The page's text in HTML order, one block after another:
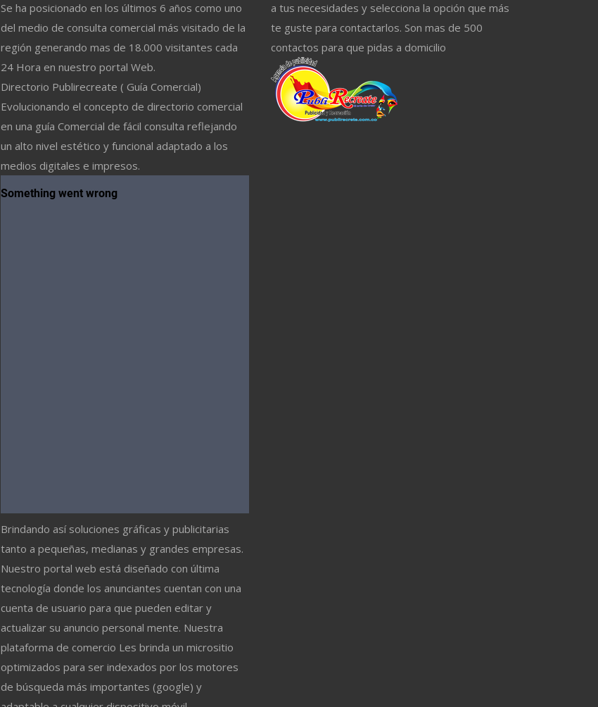
Se ha posicionado en los últimos 6 años como uno
del medio de consulta comercial más visitado de la
región generando mas de 18.000 visitantes cada
24 Hora en nuestro portal Web.
Directorio Publirecreate ( Guía Comercial)
Evolucionando el concepto de directorio comercial
en una guía Comercial de fácil consulta reflejando
un alto nivel estético y funcional adaptado a los
medios digitales e impresos.
Brindando así soluciones gráficas y publicitarias
tanto a pequeñas, medianas y grandes empresas.
Nuestro portal web está diseñado con última
tecnología donde los anunciantes cuentan con una
cuenta de usuario para que pueden editar y
actualizar su anuncio personal mente. Nuestra
plataforma de comercio Les brinda un micrositio
optimizados para ser indexados por los motores
de búsqueda más importantes (google) y
a tus necesidades y selecciona la opción que más
te guste para contactarlos. Son mas de 500
contactos para que pidas a domicilio